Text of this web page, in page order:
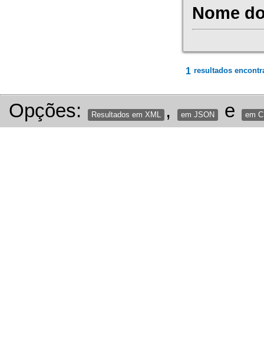
Nome
1 resultados
Opções: Resultados em XML , em JSON e em